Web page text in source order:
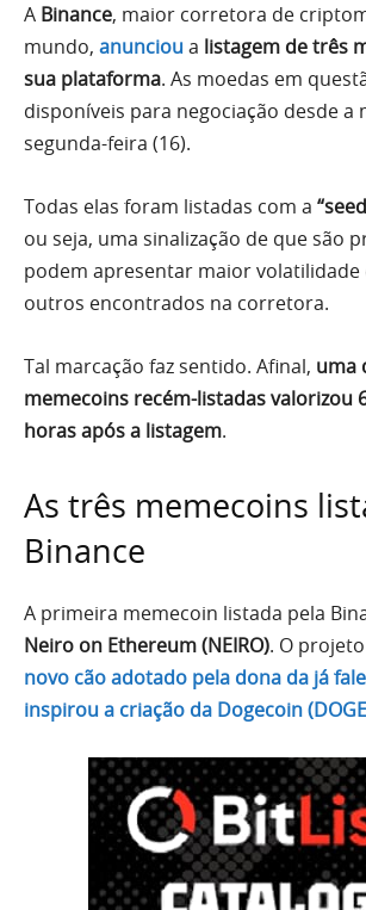
A Binance, maior corretora de
mundo, anuncioua listagem de três
sua plataforma. As moedas em
disponíveis para negociação desde a
segunda-feira (16).
Todas elas foram listadas com a
ou seja, uma sinalização de que são
podem apresentar maior volatilidade
outros encontrados na corretora.
Tal marcação faz sentido. Afinal, uma
memecoins recém-listadas valorizou
horas após a listagem.
As três memecoins
Binance
A primeira memecoin listada pela
Neiro on Ethereum (NEIRO). O
novo cão adotado pela dona da já
inspirou a criação da Dogecoin